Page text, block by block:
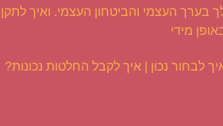
בערך העצמי והביטחון העצמי. ואיך
מידי
לבחור נכון | איך לקבל החלטות נכונות?